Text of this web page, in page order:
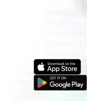
Nuevas
Cómoda
¡Todo lo